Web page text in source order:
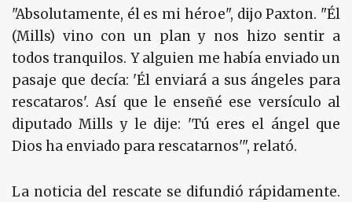
"Absolutamente, él es mi héroe", dijo Paxton. "Él
(Mills) vino con un plan y nos hizo sentir a
todos tranquilos. Y alguien me había enviado un
pasaje que decía: 'Él enviará a sus ángeles para
rescataros'. Así que le enseñé ese versículo al
diputado Mills y le dije: 'Tú eres el ángel que
Dios ha enviado para rescatarnos'", relató.
La noticia del rescate se difundió rápidamente.